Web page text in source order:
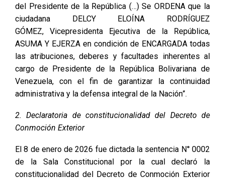
del Presidente de la República (…) Se ORDENA que la
ciudadana DELCY ELOÍNA RODRÍGUEZ
GÓMEZ, Vicepresidenta Ejecutiva de la República,
ASUMA Y EJERZA en condición de ENCARGADA todas
las atribuciones, deberes y facultades inherentes al
cargo de Presidente de la República Bolivariana de
Venezuela, con el fin de garantizar la continuidad
administrativa y la defensa integral de la Nación”.
2. Declaratoria de constitucionalidad del Decreto de
Conmoción Exterior
El 8 de enero de 2026 fue dictada la sentencia N° 0002
de la Sala Constitucional por la cual declaró la
constitucionalidad del Decreto de Conmoción Exterior